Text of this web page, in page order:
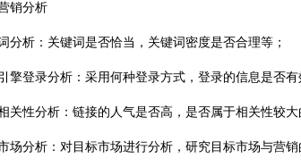
销分析
分析：关键词是否恰当，关键词密度是否合理等；
擎登录分析：采用何种登录方式，登录的信息是否有
关性分析：链接的人气是否高，是否属于相关性较大
场分析：对目标市场进行分析，研究目标市场与营销